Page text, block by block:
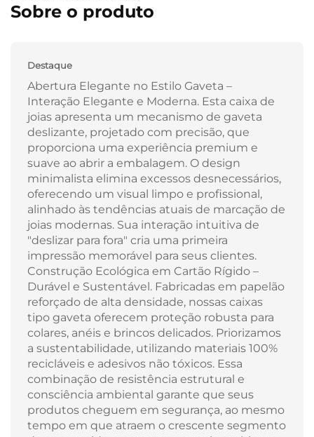
Sobre o produto
Destaque
Abertura Elegante no Estilo Gaveta –
Interação Elegante e Moderna. Esta caixa de
joias apresenta um mecanismo de gaveta
deslizante, projetado com precisão, que
proporciona uma experiência premium e
suave ao abrir a embalagem. O design
minimalista elimina excessos desnecessários,
oferecendo um visual limpo e profissional,
alinhado às tendências atuais de marcação de
joias modernas. Sua interação intuitiva de
"deslizar para fora" cria uma primeira
impressão memorável para seus clientes.
Construção Ecológica em Cartão Rígido –
Durável e Sustentável. Fabricadas em papelão
reforçado de alta densidade, nossas caixas
tipo gaveta oferecem proteção robusta para
colares, anéis e brincos delicados. Priorizamos
a sustentabilidade, utilizando materiais 100%
recicláveis e adesivos não tóxicos. Essa
combinação de resistência estrutural e
consciência ambiental garante que seus
produtos cheguem em segurança, ao mesmo
tempo em que atraem o crescente segmento